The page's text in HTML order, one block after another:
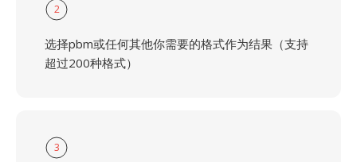
2
选择pbm或任何其他你需要的格式作为结果（支持
超过200种格式）
3